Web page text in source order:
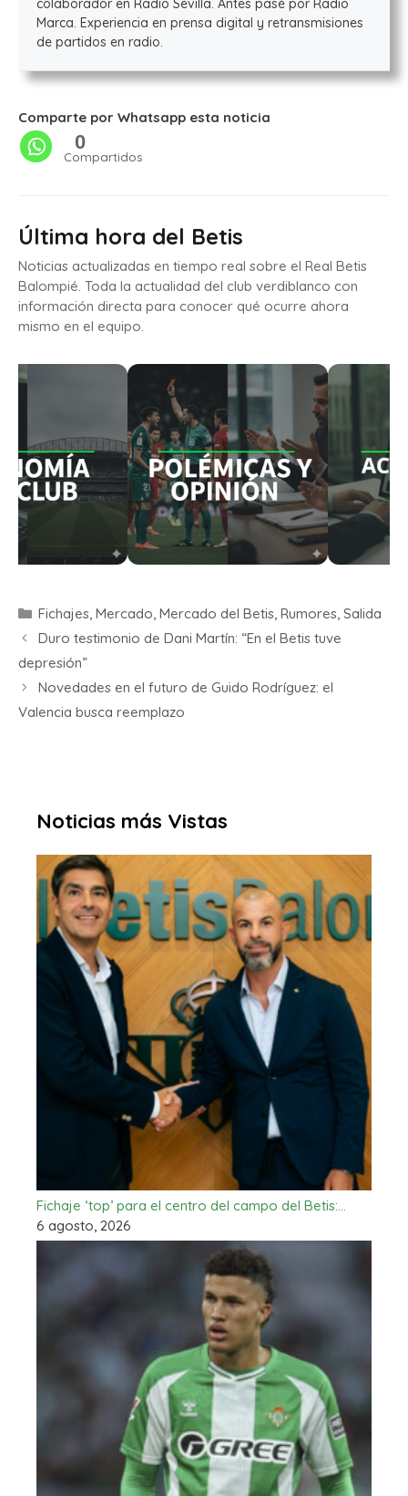
colaborador en Radio Sevilla. Antes pasé por Radio
Marca. Experiencia en prensa digital y retransmisiones
de partidos en radio.
Comparte por Whatsapp esta noticia
0
Compartidos
Última hora del Betis
Noticias actualizadas en tiempo real sobre el Real Betis
Balompié. Toda la actualidad del club verdiblanco con
información directa para conocer qué ocurre ahora
mismo en el equipo.
Fichajes, Mercado, Mercado del Betis, Rumores, Salida
Duro testimonio de Dani Martín: “En el Betis tuve
depresión”
Novedades en el futuro de Guido Rodríguez: el
Valencia busca reemplazo
Noticias más Vistas
Fichaje ‘top’ para el centro del campo del Betis:…
6 agosto, 2026